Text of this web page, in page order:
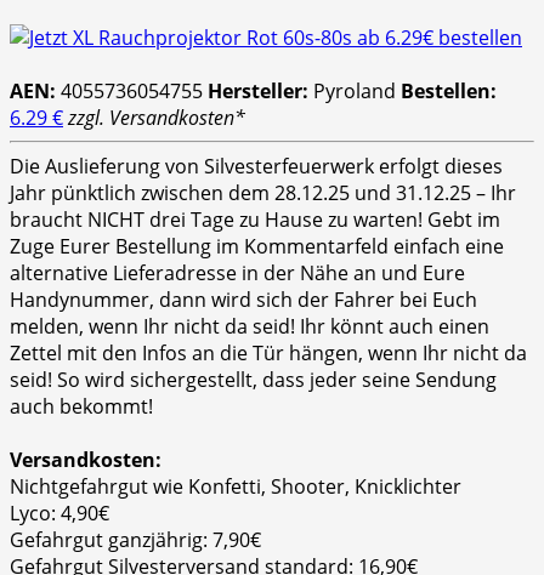
AEN: 4055736054755 Hersteller: Pyroland Bestellen:
6.29 €zzgl. Versandkosten*
Die Auslieferung von Silvesterfeuerwerk erfolgt dieses
Jahr pünktlich zwischen dem 28.12.25 und 31.12.25 – Ihr
braucht NICHT drei Tage zu Hause zu warten! Gebt im
Zuge Eurer Bestellung im Kommentarfeld einfach eine
alternative Lieferadresse in der Nähe an und Eure
Handynummer, dann wird sich der Fahrer bei Euch
melden, wenn Ihr nicht da seid! Ihr könnt auch einen
Zettel mit den Infos an die Tür hängen, wenn Ihr nicht da
seid! So wird sichergestellt, dass jeder seine Sendung
auch bekommt!
Versandkosten:
Nichtgefahrgut wie Konfetti, Shooter, Knicklichter
Lyco: 4,90€
Gefahrgut ganzjährig: 7,90€
Gefahrgut Silvesterversand standard: 16,90€